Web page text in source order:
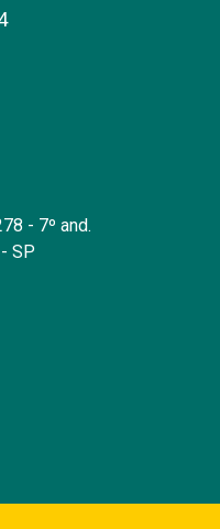
- 7º and.
SP